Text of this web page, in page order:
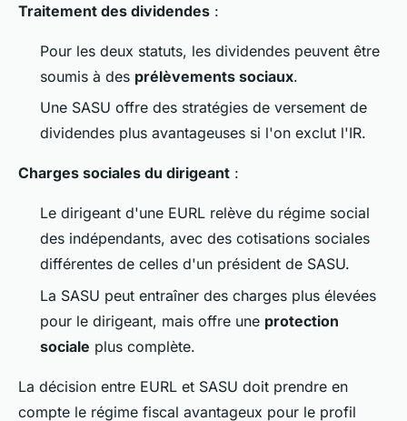
Traitement des dividendes :
Pour les deux statuts, les dividendes peuvent être
soumis à des prélèvements sociaux.
Une SASU offre des stratégies de versement de
dividendes plus avantageuses si l'on exclut l'IR.
Charges sociales du dirigeant :
Le dirigeant d'une EURL relève du régime social
des indépendants, avec des cotisations sociales
différentes de celles d'un président de SASU.
La SASU peut entraîner des charges plus élevées
pour le dirigeant, mais offre une protection
sociale plus complète.
La décision entre EURL et SASU doit prendre en
compte le régime fiscal avantageux pour le profil